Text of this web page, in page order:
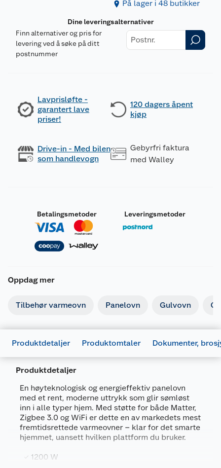
På lager i 48 butikker
Dine leveringsalternativer
Finn alternativer og pris for
levering ved å søke på ditt
postnummer
Lavprisløfte -
garantert lave
priser!
120 dagers åpent
kjøp
Drive-in - Med bilen
som handlevogn
Gebyrfri faktura
med Walley
Betalingsmetoder Leveringsmetoder
Oppdag mer
Tilbehør varmeovn Panelovn Gulvovn
Produktdetaljer Produktomtaler Dokumenter,
Produktdetaljer
En høyteknologisk og energieffektiv panelovn
med et rent, moderne uttrykk som glir sømløst
inn i alle typer hjem. Med støtte for både Matter,
Zigbee 3.0 og WiFi er dette en av markedets mest
fremtidsrettede varmeovner – klar for det smarte
hjemmet, uansett hvilken plattform du bruker.
1200 W
Generelt
Artikkelnummer
Leverandørens artikkelnummer